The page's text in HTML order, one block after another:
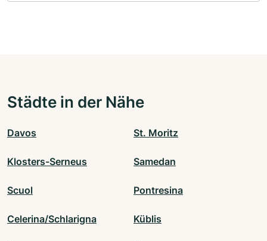
Städte in der Nähe
Davos St. Moritz
Klosters-Serneus Samedan
Scuol Pontresina
Celerina/Schlarigna Küblis